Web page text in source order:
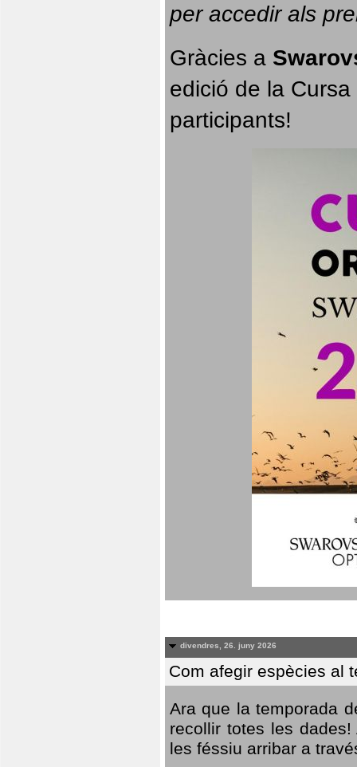
per accedir als
Gràcies a
edició de la
participants!
divendres, 26. juny 2026
Com afegir espècies al
Ara que la temporada
recollir totes les
les féssiu arribar a